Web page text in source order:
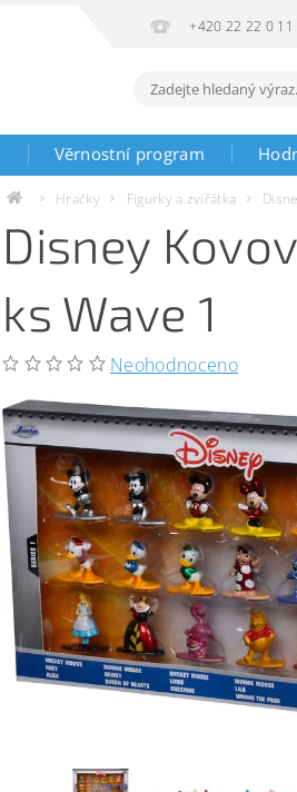
+420 22 22 0 11
Věrnostní program
Hračky Figurky a zvířátka
Disney
ks Wave 1
Neohodnoceno